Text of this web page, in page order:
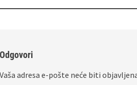
Odgovori
Vaša adresa e-pošte neće biti